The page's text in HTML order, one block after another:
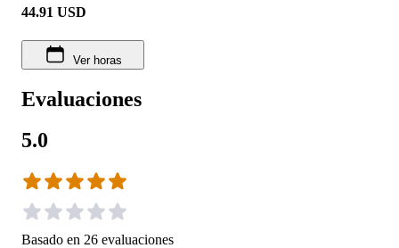
44.91 USD
Ver horas
Evaluaciones
5.0
Basado en 26 evaluaciones